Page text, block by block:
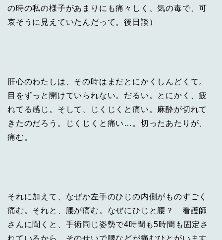
の時の私の様子があまりにも痛々しく、気の毒で、可
哀そうに見えていたんだって。後日談）
肝心のわたしは、その時はまだとにかくしんどくて。
目をずっと開けていられない。だるい。とにかく、疲
れてる感じ。そして、じくじくと痛い。麻酔が切れて
きたのだろう。じくじくと痛い…。切ったあたりが、
痛む。
それに加えて、なぜか左手のひじの内側がものすごく
痛む。それと、腰が痛む。なぜにひじと腰？ 看護師
さんに聞くと、手術同じ姿勢で4時間も5時間も固定さ
れているから、そのせいで腰などが痛むひとがいます